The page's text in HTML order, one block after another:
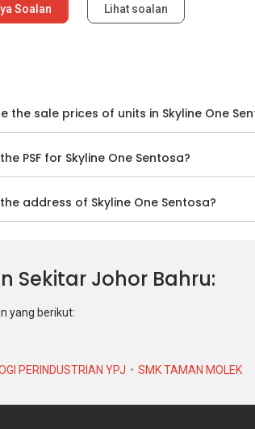
Soalan Lihat soalan
the sale prices of units in Skyline One
PSF for Skyline One Sentosa?
address of Skyline One Sentosa?
Sekitar Johor Bahru
yang berikut:
PERINDUSTRIAN YPJ SMK TAMAN MOLEK